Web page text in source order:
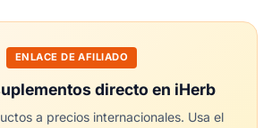
ENLACE DE AFILIADO
directo en iHerb
a precios internacionales. Usa el